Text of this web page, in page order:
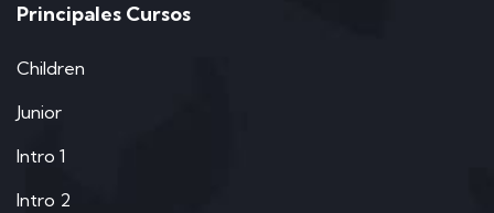
Principales Cursos
Children
Junior
Intro 1
Intro 2